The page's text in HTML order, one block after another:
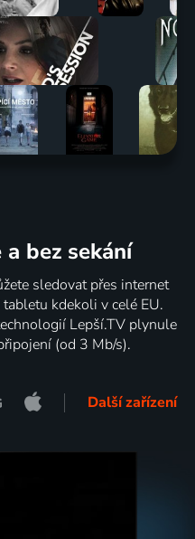
bez sekání
sledovat přes internet
kdekoli v celé EU.
Lepší.TV plynule
(od 3 Mb/s).
Další zařízení